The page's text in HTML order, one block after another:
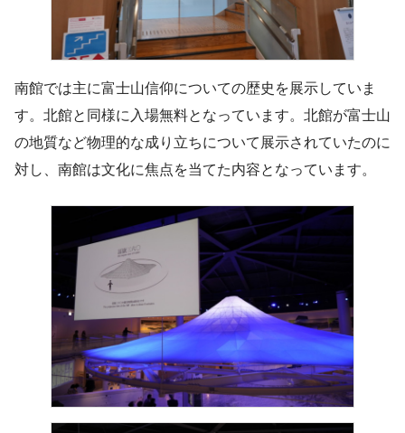
南館では主に富士山信仰についての歴史を展示していま
す。北館と同様に入場無料となっています。北館が富士山
の地質など物理的な成り立ちについて展示されていたのに
対し、南館は文化に焦点を当てた内容となっています。